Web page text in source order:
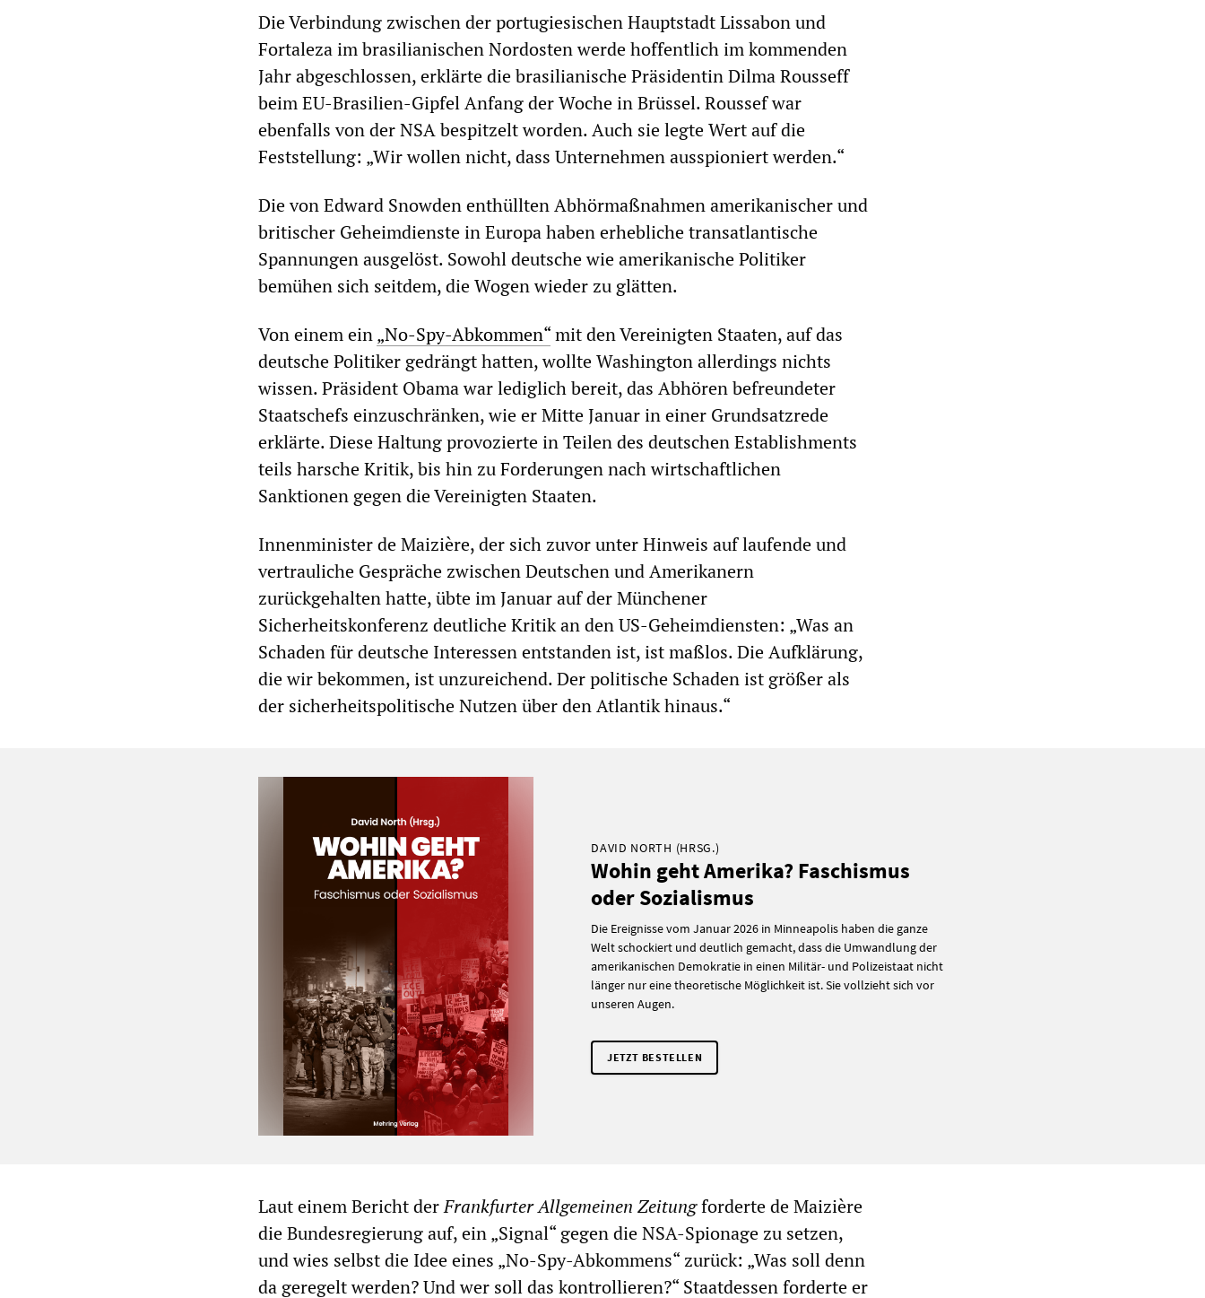
Die Verbindung zwischen der portugiesischen Hauptstadt Lissabon und
Fortaleza im brasilianischen Nordosten werde hoffentlich im kommenden
Jahr abgeschlossen, erklärte die brasilianische Präsidentin Dilma Rousseff
beim EU-Brasilien-Gipfel Anfang der Woche in Brüssel. Roussef war
ebenfalls von der NSA bespitzelt worden. Auch sie legte Wert auf die
Feststellung: „Wir wollen nicht, dass Unternehmen ausspioniert werden.“
Die von Edward Snowden enthüllten Abhörmaßnahmen amerikanischer und
britischer Geheimdienste in Europa haben erhebliche transatlantische
Spannungen ausgelöst. Sowohl deutsche wie amerikanische Politiker
bemühen sich seitdem, die Wogen wieder zu glätten.
Von einem ein„No-Spy-Abkommen“mit den Vereinigten Staaten, auf das
deutsche Politiker gedrängt hatten, wollte Washington allerdings nichts
wissen. Präsident Obama war lediglich bereit, das Abhören befreundeter
Staatschefs einzuschränken, wie er Mitte Januar in einer Grundsatzrede
erklärte. Diese Haltung provozierte in Teilen des deutschen Establishments
teils harsche Kritik, bis hin zu Forderungen nach wirtschaftlichen
Sanktionen gegen die Vereinigten Staaten.
Innenminister de Maizière, der sich zuvor unter Hinweis auf laufende und
vertrauliche Gespräche zwischen Deutschen und Amerikanern
zurückgehalten hatte, übte im Januar auf der Münchener
Sicherheitskonferenz deutliche Kritik an den US-Geheimdiensten: „Was an
Schaden für deutsche Interessen entstanden ist, ist maßlos. Die Aufklärung,
die wir bekommen, ist unzureichend. Der politische Schaden ist größer als
der sicherheitspolitische Nutzen über den Atlantik hinaus.“
DAVID NORTH (HRSG.)
Wohin geht Amerika? Faschismus
oder Sozialismus
Die Ereignisse vom Januar 2026 in Minneapolis haben die ganze
Welt schockiert und deutlich gemacht, dass die Umwandlung der
amerikanischen Demokratie in einen Militär- und Polizeistaat nicht
länger nur eine theoretische Möglichkeit ist. Sie vollzieht sich vor
unseren Augen.
JETZT BESTELLEN
Laut einem Bericht derFrankfurter Allgemeinen Zeitungforderte de Maizière
die Bundesregierung auf, ein „Signal“ gegen die NSA-Spionage zu setzen,
und wies selbst die Idee eines „No-Spy-Abkommens“ zurück: „Was soll denn
da geregelt werden? Und wer soll das kontrollieren?“ Staatdessen forderte er